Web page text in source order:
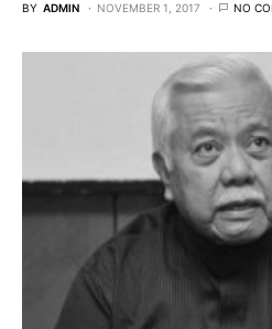
BY ADMIN NOVEMBER 1, 2017 NO